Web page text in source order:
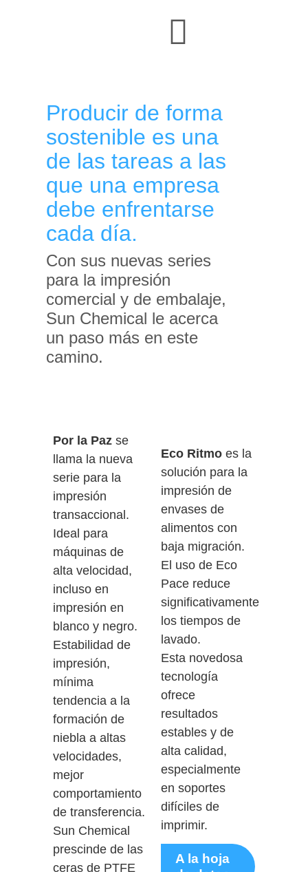
Producir de forma
sostenible es una
de las tareas a las
que una empresa
debe enfrentarse
cada día.
Con sus nuevas series
para la impresión
comercial y de embalaje,
Sun Chemical le acerca
un paso más en este
camino.
Por la Paz se
llama la nueva
serie para la
impresión
transaccional.
Ideal para
máquinas de
alta velocidad,
incluso en
impresión en
blanco y negro.
Estabilidad de
impresión,
mínima
tendencia a la
formación de
niebla a altas
velocidades,
mejor
comportamiento
de transferencia.
Sun Chemical
prescinde de las
ceras de PTFE
Eco Ritmoes la
solución para la
impresión de
envases de
alimentos con
baja migración.
El uso de Eco
Pace reduce
significativamente
los tiempos de
lavado.
Esta novedosa
tecnología
ofrece
resultados
estables y de
alta calidad,
especialmente
en soportes
difíciles de
imprimir.
A la hoja